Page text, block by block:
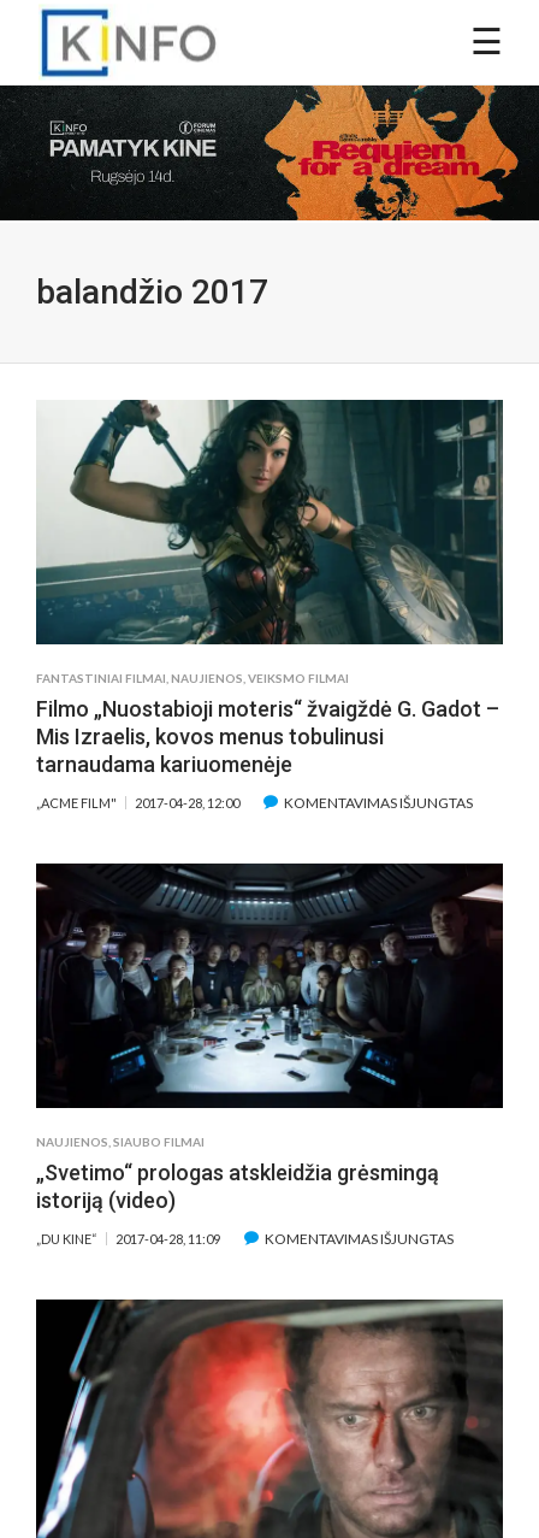
balandžio 2017
FANTASTINIAI FILMAI NAUJIENOS VEIKSMO FILMAI
Filmo „Nuostabioji moteris“ žvaigždė G. Gadot –
Mis Izraelis, kovos menus tobulinusi
tarnaudama kariuomenėje
„ACME FILM" 2017-04-28, 12:00 KOMENTAVIMAS IŠJUNGTASĮRAŠE
ŽVAIGŽDĖ
NAUJIENOS,SIAUBO FILMAI
„Svetimo“ prologas atskleidžia grėsmingą
istoriją (video)
„DU KINE“ 2017-04-28, 11:09 KOMENTAVIMAS IŠJUNGTASĮRAŠE
ATSKLEIDŽIA
GRĖSMINGĄ